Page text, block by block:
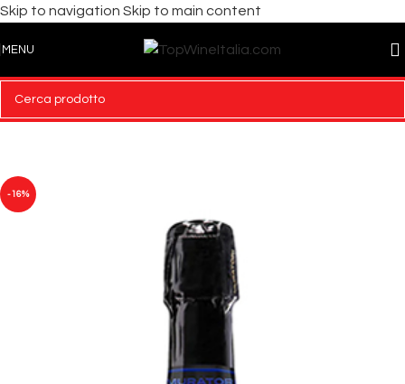
Skip to navigation Skip to main content
MENU
-16%